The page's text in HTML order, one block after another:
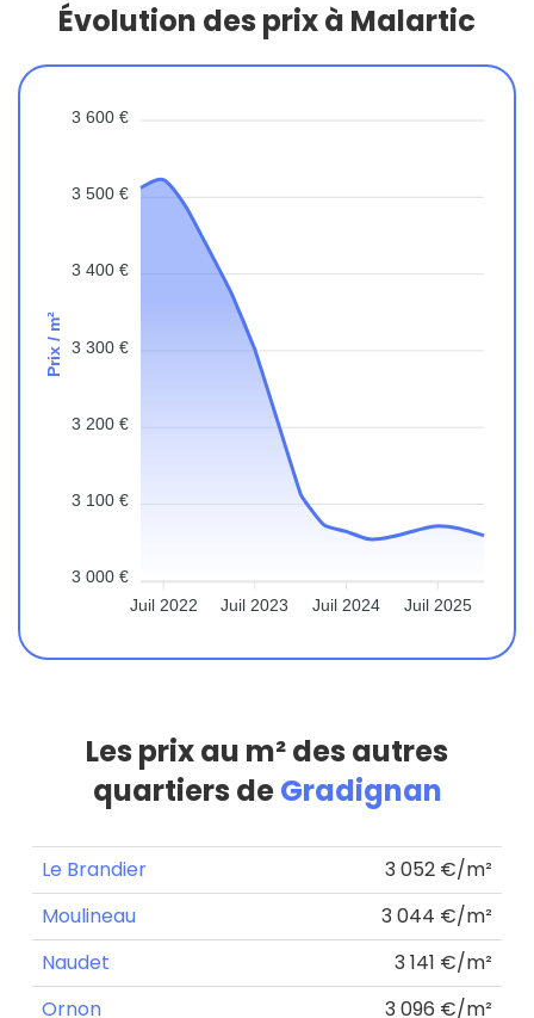
Évolution des prix à Malartic
3 600 €
3 500 €
3 400 €
3 300 €
3 200 €
3 100 €
3 000 €
Prix / m²
Juil 2022 Juil 2023 Juil 2024 Juil 2025
Les prix au m² des autres
quartiers deGradignan
Le Brandier
3 052 €/m²
Moulineau
3 044 €/m²
Naudet
3 141 €/m²
Ornon
3 096 €/m²